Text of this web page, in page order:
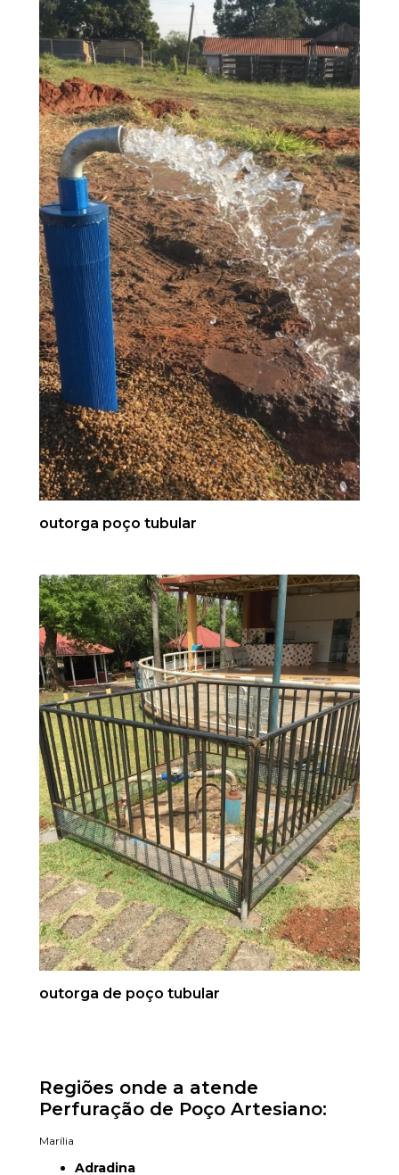
outorga poço tubular
outorga de poço tubular
Regiões onde a atende
Perfuração de Poço Artesiano:
Marília
Adradina